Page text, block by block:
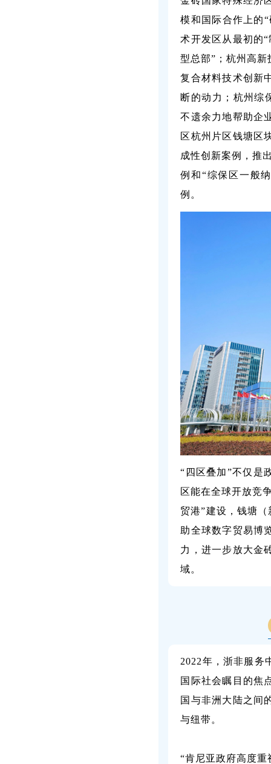
模和国际合作上的
术开发区从最初的
型总部”；杭州高
复合材料技术创新
断的动力；杭州综
不遗余力地帮助企
区杭州片区钱塘区
成性创新案例，推
例和“综保区一般
例。
“四区叠加”不仅是
区能在全球开放竞
贸港”建设，钱塘
助全球数字贸易博
力，进一步放大金
域。
2022年，浙非服务
国际社会瞩目的焦
国与非洲大陆之间
与纽带。
“肯尼亚政府高度